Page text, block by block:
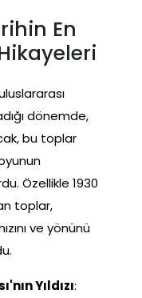
En
dönemde,
bu toplar
Özellikle 1930
toplar,
ve yönünü
Yıldızı: